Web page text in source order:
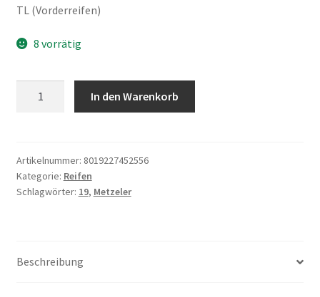
TL (Vorderreifen)
8 vorrätig
61H
ME
888
(Vorderreifen)
In den Warenkorb
Artikelnummer: 8019227452556
Kategorie: Reifen
Schlagwörter: 19, Metzeler
Beschreibung